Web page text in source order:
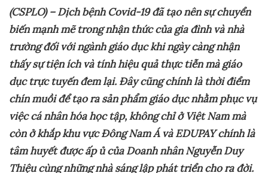
(CSPLO) – Dịch bệnh Covid-19 đã tạo nên sự chuyển
biến mạnh mẽ trong nhận thức của gia đình và nhà
trường đối với ngành giáo dục khi ngày càng nhận
thấy sự tiện ích và tính hiệu quả thực tiễn mà giáo
dục trực tuyến đem lại. Đây cũng chính là thời điểm
chín muồi để tạo ra sản phẩm giáo dục nhằm phục vụ
việc cá nhân hóa học tập, không chỉ ở Việt Nam mà
còn ở khắp khu vực Đông Nam Ávà EDUPAY chính là
tâm huyết được ấp ủ của Doanh nhân Nguyễn Duy
Thiệu cùng những nhà sáng lập phát triển cho ra đời.